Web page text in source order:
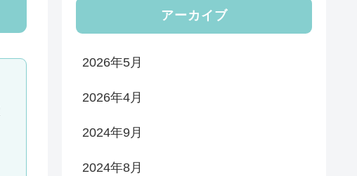
アーカイブ
2026年5月
2026年4月
2024年9月
2024年8月